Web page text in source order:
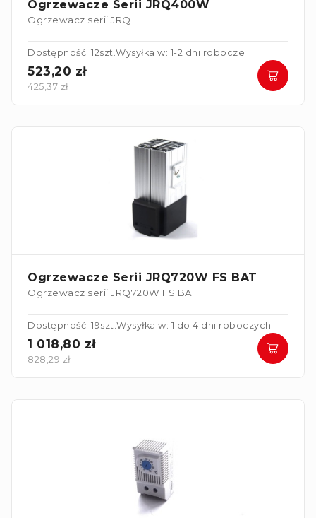
Ogrzewacze Serii JRQ400W
Ogrzewacz serii JRQ
Dostępność: 12szt.Wysyłka w: 1-2 dni robocze
523,20 zł
425,37 zł
Ogrzewacze Serii JRQ720W FS BAT
Ogrzewacz serii JRQ720W FS BAT
Dostępność: 19szt.Wysyłka w: 1 do 4 dni roboczych
1 018,80 zł
828,29 zł